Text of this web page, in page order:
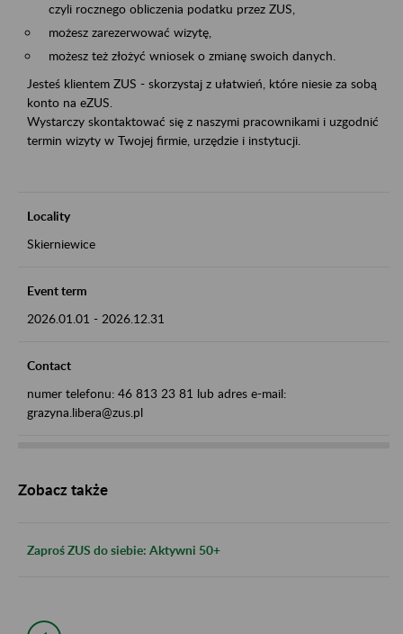
czyli rocznego obliczenia podatku przez ZUS,
możesz zarezerwować wizytę,
możesz też złożyć wniosek o zmianę swoich danych.
Jesteś klientem ZUS - skorzystaj z ułatwień, które niesie za sobą
konto na eZUS.
Wystarczy skontaktować się z naszymi pracownikami i uzgodnić
termin wizyty w Twojej firmie, urzędzie i instytucji.
Locality
Skierniewice
Event term
2026.01.01 - 2026.12.31
Contact
numer telefonu: 46 813 23 81 lub adres e-mail:
grazyna.libera@zus.pl
Zobacz także
Zaproś ZUS do siebie: Aktywni 50+